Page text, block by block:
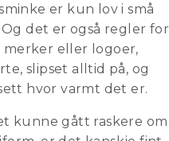
er kun lov i små
det er også regler for
eller logoer,
slipset alltid på, og
hvor varmt det er.
kunne gått raskere om